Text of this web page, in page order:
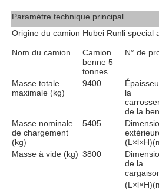
Paramètre technique principal
Origine du camion Hubei Runli special
Nom du camion
Camion
benne 5
tonnes
N° de
Masse totale
maximale (kg)
9400
la
de la
Masse nominale
de chargement
(kg)
5405
Masse à vide (kg) 3800
de la